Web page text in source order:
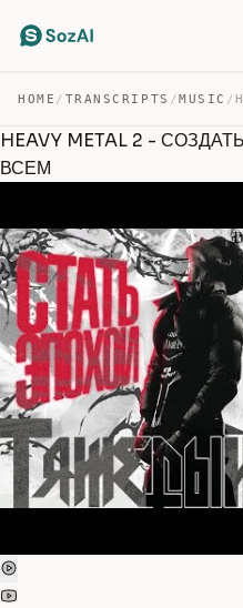
HOME / TRANSCRIPTS /MUSIC /
HEAVY METAL 2 -
ВСЕМ